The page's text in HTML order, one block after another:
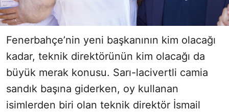
Fenerbahçe’nin yeni başkanının kim olacağı
kadar, teknik direktörünün kim olacağı da
büyük merak konusu. Sarı-lacivertli camia
sandık başına giderken, oy kullanan
isimlerden biri olan teknik direktör İsmail